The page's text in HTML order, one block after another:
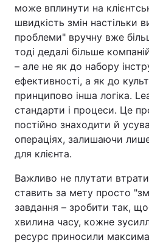
може вплинути на
швидкість змін настільки
проблеми" вручну вже
тоді дедалі більше
– але не як до набору
ефективності, а як до
принципово інша логіка.
стандарти і процеси. Це
постійно знаходити й
операціях, залишаючи
для клієнта.
Важливо не плутати
ставить за мету просто
завдання – зробити так,
хвилина часу, кожне
ресурс приносили